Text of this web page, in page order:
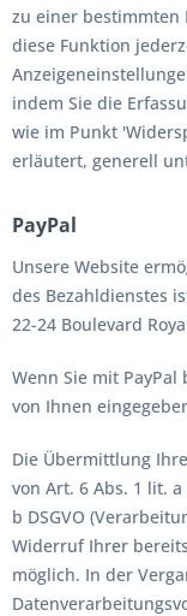
zu einer bestimmten
diese Funktion
indem Sie die
wie im Punkt
erläutert, generell
PayPal
Unsere Website
des Bezahldienstes
22-24 Boulevard
Wenn Sie mit
von Ihnen
Die Übermittlung
von Art. 6 Abs. 1 lit.
b DSGVO
Widerruf Ihrer
möglich. In der